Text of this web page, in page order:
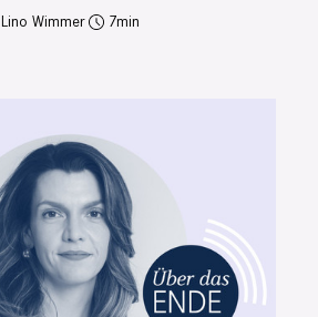
Lino Wimmer 7